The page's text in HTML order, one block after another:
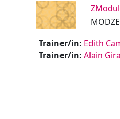
Trainer/in: Edith
Trainer/in: Alain